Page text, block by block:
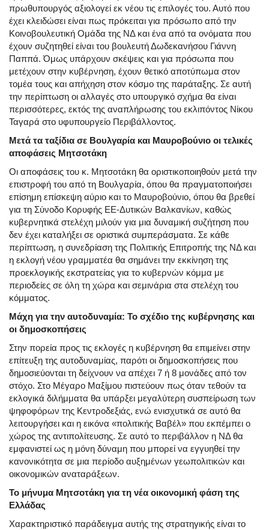
πρωθυπουργός αξιολογεί εκ νέου τις επιλογές του. Αυτό που
έχει κλειδώσει είναι πως πρόκειται για πρόσωπο από την
Κοινοβουλευτική Ομάδα της ΝΔ και ένα από τα ονόματα που
έχουν συζητηθεί είναι του βουλευτή Δωδεκανήσου Γιάννη
Παππά. Όμως υπάρχουν σκέψεις και για πρόσωπα που
μετέχουν στην κυβέρνηση, έχουν θετικό αποτύπωμα στον
τομέα τους και απήχηση στον κόσμο της παράταξης. Σε αυτή
την περίπτωση οι αλλαγές στο υπουργικό σχήμα θα είναι
περισσότερες, εκτός της αναπλήρωσης του εκλιπόντος Νίκου
Ταγαρά στο υφυπουργείο Περιβάλλοντος.
Μετά τα ταξίδια σε Βουλγαρία και Μαυροβούνιο οι τελικές
αποφάσεις Μητσοτάκη
Οι αποφάσεις του κ. Μητσοτάκη θα οριστικοποιηθούν μετά την
επιστροφή του από τη Βουλγαρία, όπου θα πραγματοποιήσει
επίσημη επίσκεψη αύριο και το Μαυροβούνιο, όπου θα βρεθεί
για τη Σύνοδο Κορυφής ΕΕ-Δυτικών Βαλκανίων, καθώς
κυβερνητικά στελέχη μιλούν για μια δυναμική συζήτηση που
δεν έχει καταλήξει σε οριστικά συμπεράσματα. Σε κάθε
περίπτωση, η συνεδρίαση της Πολιτικής Επιτροπής της ΝΔ και
η εκλογή νέου γραμματέα θα σημάνει την εκκίνηση της
προεκλογικής εκστρατείας για το κυβερνών κόμμα με
περιοδείες σε όλη τη χώρα και σεμινάρια στα στελέχη του
κόμματος.
Μάχη για την αυτοδυναμία: Το σχέδιο της κυβέρνησης και
οι δημοσκοπήσεις
Στην πορεία προς τις εκλογές η κυβέρνηση θα επιμείνει στην
επίτευξη της αυτοδυναμίας, παρότι οι δημοσκοπήσεις που
δημοσιεύονται τη δείχνουν να απέχει 7 ή 8 μονάδες από τον
στόχο. Στο Μέγαρο Μαξίμου πιστεύουν πως όταν τεθούν τα
εκλογικά διλήμματα θα υπάρξει μεγαλύτερη συσπείρωση των
ψηφοφόρων της Κεντροδεξιάς, ενώ ενισχυτικά σε αυτό θα
λειτουργήσει και η εικόνα «πολιτικής Βαβέλ» που εκπέμπει ο
χώρος της αντιπολίτευσης. Σε αυτό το περιβάλλον η ΝΔ θα
εμφανιστεί ως η μόνη δύναμη που μπορεί να εγγυηθεί την
κανονικότητα σε μια περίοδο αυξημένων γεωπολιτικών και
οικονομικών αναταράξεων.
Το μήνυμα Μητσοτάκη για τη νέα οικονομική φάση της
Ελλάδας
Χαρακτηριστικό παράδειγμα αυτής της στρατηγικής είναι το